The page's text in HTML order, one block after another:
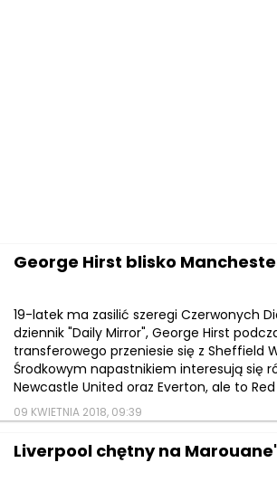
George Hirst blisko
19-latek ma zasilić szeregi Czerwonych
dziennik "Daily Mirror", George Hirst
transferowego przeniesie się z Sheffield
Środkowym napastnikiem interesują się
Newcastle United oraz Everton, ale to
09 KWIETNIA 2018, 09:39
Liverpool chętny na